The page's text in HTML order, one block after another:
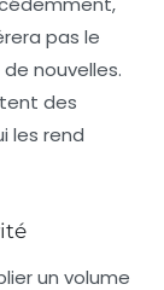
pas le
nouvelles.
des
les rend
un volume